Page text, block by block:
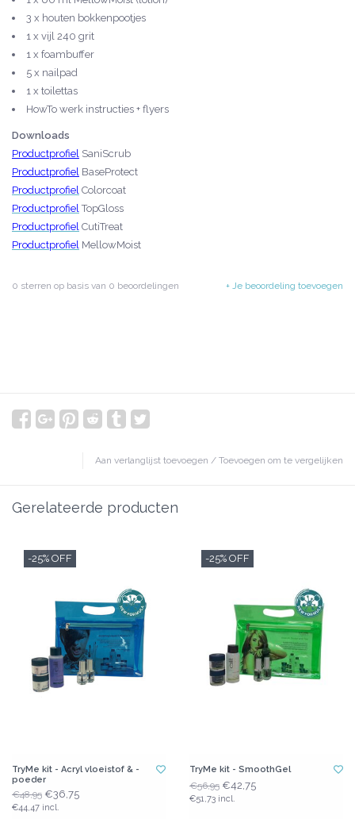
3 x houten bokkenpootjes
1 x vijl 240 grit
1 x foambuffer
5 x nailpad
1 x toilettas
HowTo werk instructies + flyers
Downloads
Productprofiel SaniScrub
Productprofiel BaseProtect
Productprofiel Colorcoat
Productprofiel TopGloss
Productprofiel CutiTreat
Productprofiel MellowMoist
+ Je beoordeling toevoegen
0 sterren op basis van 0 beoordelingen
Aan verlanglijst toevoegen / Toevoegen om te vergelijken
Gerelateerde producten
-25% OFF
TryMe kit - Acryl vloeistof & -
poeder
€48,95 €36,75
€44,47 incl.
-25% OFF
TryMe kit - SmoothGel
€56,95 €42,75
€51,73 incl.